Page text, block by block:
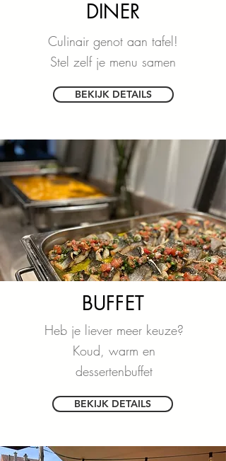
DINER
Culinair genot aan tafel!
Stel zelf je menu samen
BEKIJK DETAILS
BUFFET
Heb je liever meer keuze?
Koud, warm en
dessertenbuffet
BEKIJK DETAILS